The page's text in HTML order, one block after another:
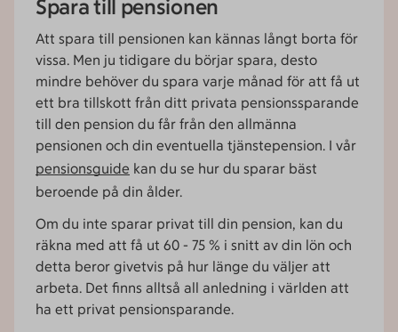
Spara till pensionen
Att spara till pensionen kan kännas långt borta för
vissa. Men ju tidigare du börjar spara, desto
mindre behöver du spara varje månad för att få ut
ett bra tillskott från ditt privata pensionssparande
till den pension du får från den allmänna
pensionen och din eventuella tjänstepension. I vår
pensionsguide kan du se hur du sparar bäst
beroende på din ålder.
Om du inte sparar privat till din pension, kan du
räkna med att få ut 60 - 75 % i snitt av din lön och
detta beror givetvis på hur länge du väljer att
arbeta. Det finns alltså all anledning i världen att
ha ett privat pensionsparande.